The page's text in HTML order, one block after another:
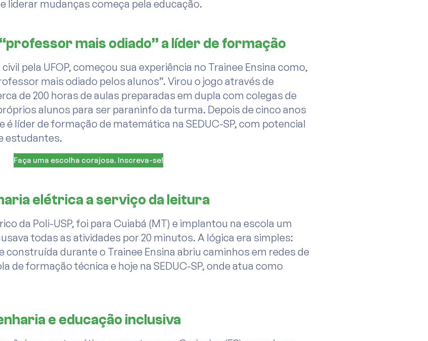
liderar mudanças começa pela educação.
mais odiado” a líder de formação
pela UFOP, começou sua experiência no Trainee Ensina como,
mais odiado pelos alunos”. Virou o jogo através de
de 200 horas de aulas preparadas em dupla com colegas de
alunos para ser paraninfo da turma. Depois de cinco anos
é líder de formação de matemática na SEDUC-SP, com potencial
estudantes.
Faça uma escolha corajosa. Inscreva-se!
elétrica a serviço da leitura
da Poli-USP, foi para Cuiabá (MT) e implantou na escola um
todas as atividades por 20 minutos. A lógica era simples:
construída durante o Trainee Ensina abriu caminhos em redes de
de formação técnica e hoje na SEDUC-SP, onde atua como
e educação inclusiva